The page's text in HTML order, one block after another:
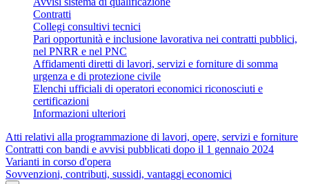
Contratti
Collegi consultivi tecnici
Pari opportunità e inclusione lavorativa nei contratti pubblici,
nel PNRR e nel PNC
Affidamenti diretti di lavori, servizi e forniture di somma
urgenza e di protezione civile
Elenchi ufficiali di operatori economici riconosciuti e
certificazioni
Informazioni ulteriori
Atti relativi alla programmazione di lavori, opere, servizi e forniture
Contratti con bandi e avvisi pubblicati dopo il 1 gennaio 2024
Varianti in corso d'opera
Sovvenzioni, contributi, sussidi, vantaggi economici